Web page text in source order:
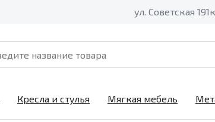
ул. Советская 191к
Кресла и стулья Мягкая мебель